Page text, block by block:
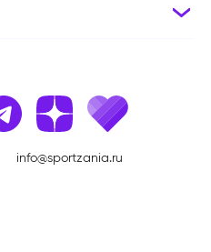
info@sportzania.ru